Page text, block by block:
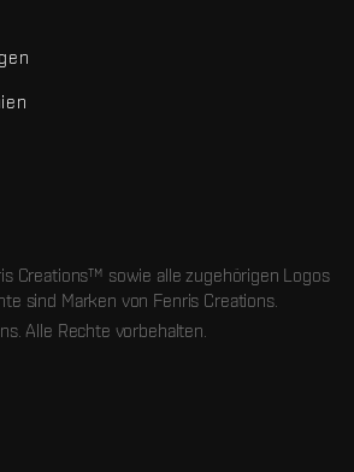
Creations™ sowie alle zugehörigen Logos
sind Marken von Fenris Creations.
Alle Rechte vorbehalten.